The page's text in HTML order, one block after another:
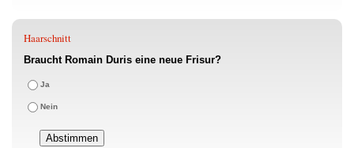
Haarschnitt
Braucht Romain Duris eine neue Frisur?
Ja
Nein